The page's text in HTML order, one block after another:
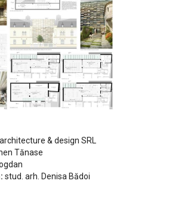
architecture & design SRL
Tănase
stud. arh. Denisa Bădoi